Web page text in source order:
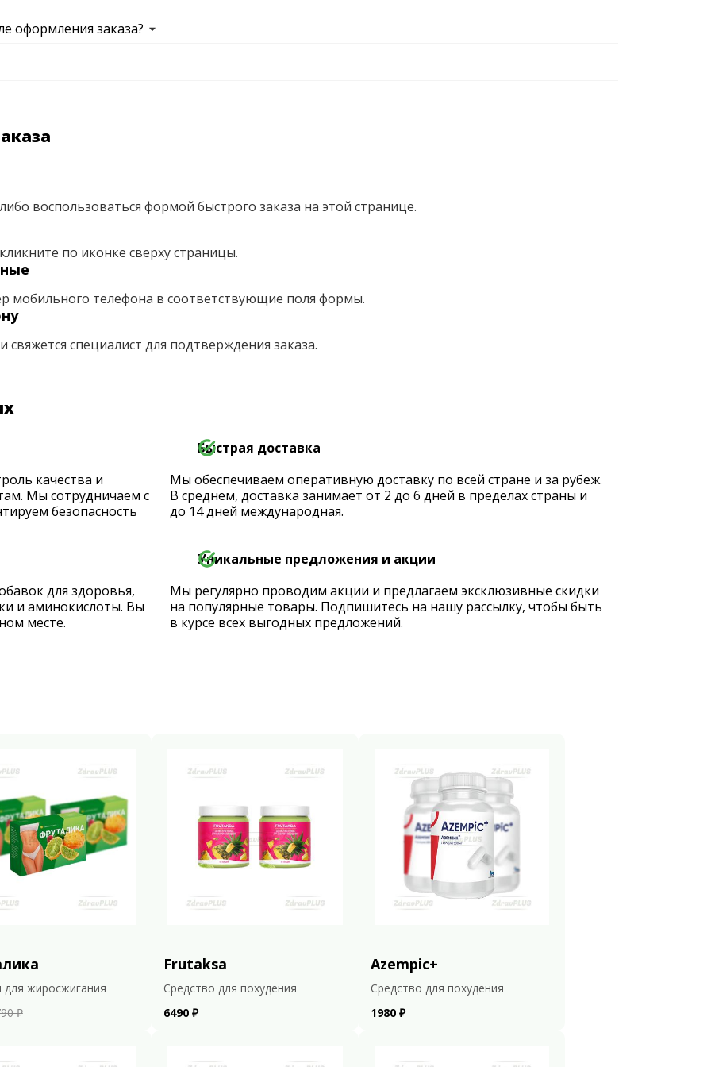
оформления заказа?
воспользоваться формой быстрого заказа на этой странице.
по иконке сверху страницы.
мобильного телефона в соответствующие поля формы.
специалист для подтверждения заказа.
качества и
Мы сотрудничаем с
безопасность
Быстрая доставка
Мы обеспечиваем оперативную доставку по всей стране и за рубеж.
В среднем, доставка занимает от 2 до 6 дней в пределах страны и
до 14 дней международная.
для здоровья,
и аминокислоты. Вы
месте.
Уникальные предложения и акции
Мы регулярно проводим акции и предлагаем эксклюзивные скидки
на популярные товары. Подпишитесь на нашу рассылку, чтобы быть
в курсе всех выгодных предложений.
для жиросжигания
₽
Frutaksa
Средство для похудения
6490 ₽
Azempic+
Средство для похудения
1980 ₽